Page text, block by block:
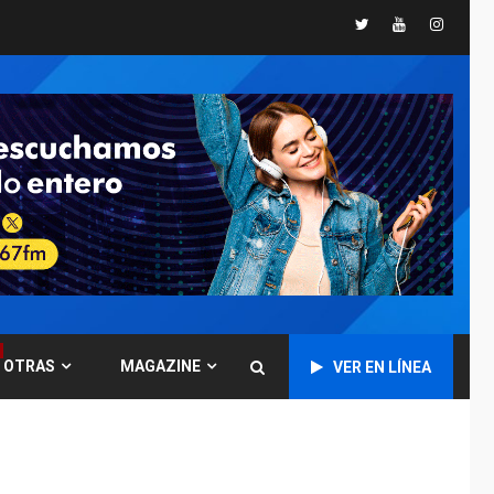
TwitterYoutube
OTRAS MAGAZINE VER EN LÍNEA
5
controles fronterizos
a Italia
6
INTERNACIONALES
TITULARES
ÚLTIMA HORA
Arabia Saudita,
Turquía y Pakistán
firman pacto de
defensa
LATINOAMÉRICA Y CARIBE
TITULARES
ÚLTIMA HORA
De la Espriella jura
Colombia